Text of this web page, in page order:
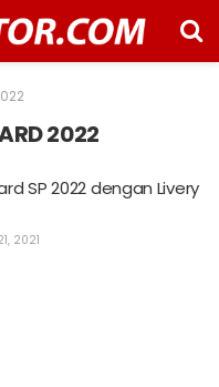
2022
SP 2022 dengan Livery
2021